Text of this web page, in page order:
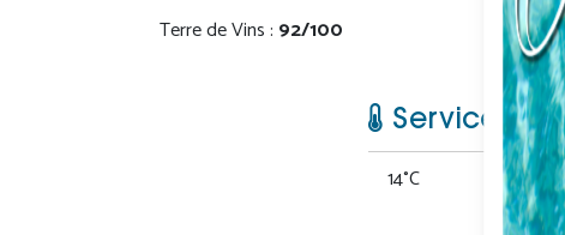
Terre de Vins : 92/100
Service
14°C